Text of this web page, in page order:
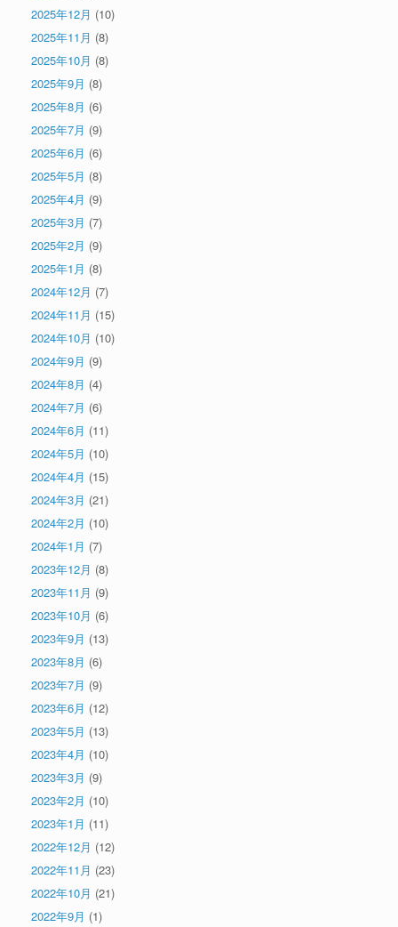
2025年12月 (10)
2025年11月 (8)
2025年10月 (8)
2025年9月 (8)
2025年8月 (6)
2025年7月 (9)
2025年6月 (6)
2025年5月 (8)
2025年4月 (9)
2025年3月 (7)
2025年2月 (9)
2025年1月 (8)
2024年12月 (7)
2024年11月 (15)
2024年10月 (10)
2024年9月 (9)
2024年8月 (4)
2024年7月 (6)
2024年6月 (11)
2024年5月 (10)
2024年4月 (15)
2024年3月 (21)
2024年2月 (10)
2024年1月 (7)
2023年12月 (8)
2023年11月 (9)
2023年10月 (6)
2023年9月 (13)
2023年8月 (6)
2023年7月 (9)
2023年6月 (12)
2023年5月 (13)
2023年4月 (10)
2023年3月 (9)
2023年2月 (10)
2023年1月 (11)
2022年12月 (12)
2022年11月 (23)
2022年10月 (21)
2022年9月 (1)